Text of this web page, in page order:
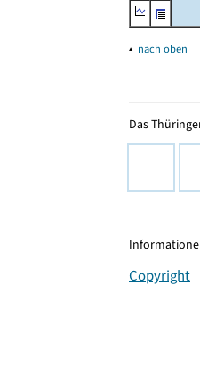
▴ nach oben
Das
Copyright